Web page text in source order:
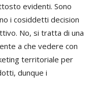
evidenti. Sono
i cosiddetti decision
No, si tratta di una
a che vedere con
territoriale per
dunque i